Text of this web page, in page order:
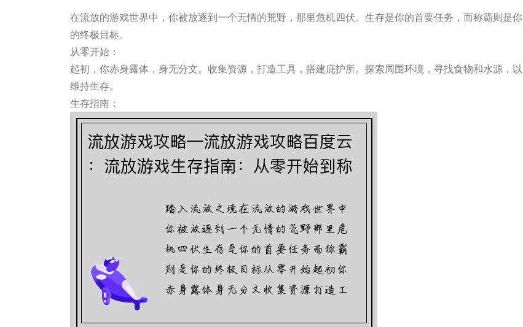
在流放的游戏世界中，你被放逐到一个无情的荒野，那里危机四伏。生存是你的首要任务，而称霸则是你
的终极目标。
从零开始：
起初，你赤身露体，身无分文。收集资源，打造工具，搭建庇护所。探索周围环境，寻找食物和水源，以
维持生存。
生存指南：